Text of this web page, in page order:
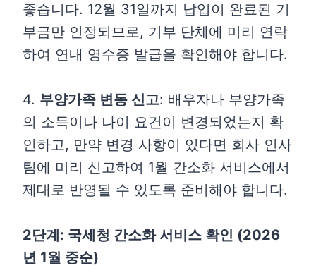
좋습니다. 12월 31일까지 납입이 완료된 기
부금만 인정되므로, 기부 단체에 미리 연락
하여 연내 영수증 발급을 확인해야 합니다.
4. 부양가족 변동 신고: 배우자나 부양가족
의 소득이나 나이 요건이 변경되었는지 확
인하고, 만약 변경 사항이 있다면 회사 인사
팀에 미리 신고하여 1월 간소화 서비스에서
제대로 반영될 수 있도록 준비해야 합니다.
2단계: 국세청 간소화 서비스 확인 (2026
년 1월 중순)